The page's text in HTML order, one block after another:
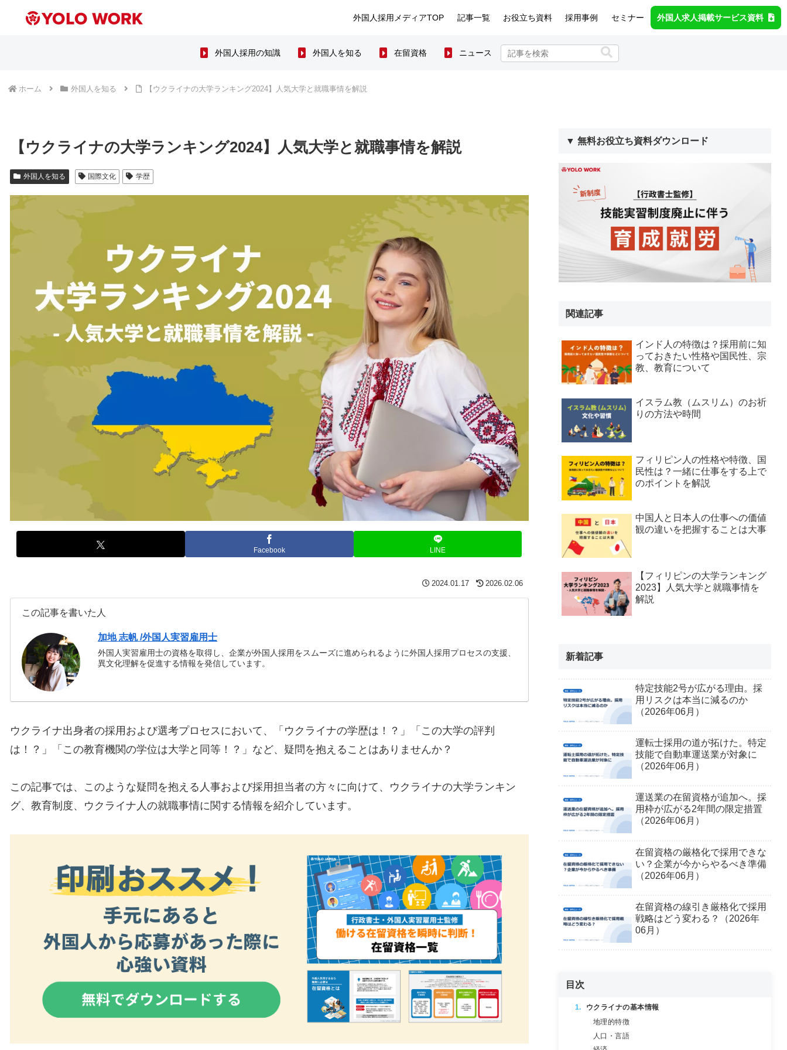
外国人採用メディアTOP 記事一覧 お役立ち資料 採用事例 セミナー 外国人求人掲載サービス資料
外国人採用の知識 外国人を知る 在留資格 ニュース
ホーム 外国人を知る 【ウクライナの大学ランキング2024】人気大学と就職事情を解説
【ウクライナの大学ランキング2024】人気大学と就職事情を解説
外国人を知る 国際文化 学歴
Facebook LINE
2024.01.17 2026.02.06
この記事を書いた人
加地 志帆 /外国人実習雇用士
外国人実習雇用士の資格を取得し、企業が外国人採用をスムーズに進められるように外国人採用プロセスの支援、
異文化理解を促進する情報を発信しています。
ウクライナ出身者の採用および選考プロセスにおいて、「ウクライナの学歴は！？」「この大学の評判
は！？」「この教育機関の学位は大学と同等！？」など、疑問を抱えることはありませんか？
この記事では、このような疑問を抱える人事および採用担当者の方々に向けて、ウクライナの大学ランキン
グ、教育制度、ウクライナ人の就職事情に関する情報を紹介しています。
▼ 無料お役立ち資料ダウンロード
関連記事
インド人の特徴は？採用前に知
っておきたい性格や国民性、宗
教、教育について
イスラム教（ムスリム）のお祈
りの方法や時間
フィリピン人の性格や特徴、国
民性は？一緒に仕事をする上で
のポイントを解説
中国人と日本人の仕事への価値
観の違いを把握することは大事
【フィリピンの大学ランキング
2023】人気大学と就職事情を
解説
新着記事
特定技能2号が広がる理由。採
用リスクは本当に減るのか
（2026年06月）
運転士採用の道が拓けた。特定
技能で自動車運送業が対象に
（2026年06月）
運送業の在留資格が追加へ。採
用枠が広がる2年間の限定措置
（2026年06月）
在留資格の厳格化で採用できな
い？企業が今からやるべき準備
（2026年06月）
在留資格の線引き厳格化で採用
戦略はどう変わる？（2026年
06月）
目次
ウクライナの基本情報
地理的特徴
人口・言語